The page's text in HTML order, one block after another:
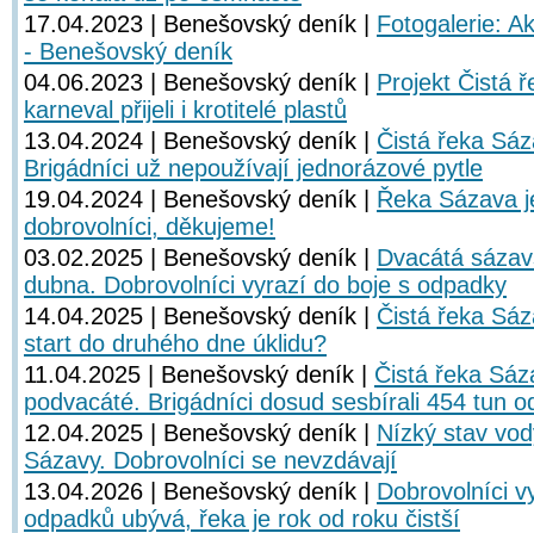
17.04.2023 | Benešovský deník | Fotogalerie:
- Benešovský deník
04.06.2023 | Benešovský deník | Projekt Čistá
karneval přijeli i krotitelé plastů
13.04.2024 | Benešovský deník | Čistá řeka
Brigádníci už nepoužívají jednorázové pytle
19.04.2024 | Benešovský deník | Řeka Sázava
dobrovolníci, děkujeme!
03.02.2025 | Benešovský deník | Dvacátá
dubna. Dobrovolníci vyrazí do boje s odpadky
14.04.2025 | Benešovský deník | Čistá řeka
start do druhého dne úklidu?
11.04.2025 | Benešovský deník | Čistá řeka
podvacáté. Brigádníci dosud sesbírali 454 tun
12.04.2025 | Benešovský deník | Nízký stav
Sázavy. Dobrovolníci se nevzdávají
13.04.2026 | Benešovský deník | Dobrovolníci
odpadků ubývá, řeka je rok od roku čistší